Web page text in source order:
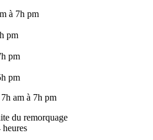
à 7h pm
pm
pm
pm
am à 7h pm
du remorquage